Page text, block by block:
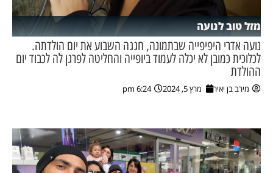
מזל טוב לנועה
נועה אדרי היפיפייה שבתמונה, חגגה השבוע את יום הולדתה.
לכלוכית כמובן לא יכלה לעמוד ביופייה והחליטה לפרגן לה לכבוד יום
ההולדת
מירב בן יאיר מרץ 5, 2024 6:24 pm